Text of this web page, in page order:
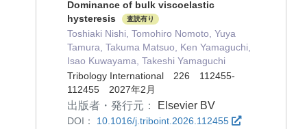
Dominance of bulk viscoelastic
hysteresis
査読有り
Toshiaki Nishi, Tomohiro Nomoto, Yuya
Tamura, Takuma Matsuo, Ken Yamaguchi,
Isao Kuwayama, Takeshi Yamaguchi
Tribology International 226 112455-
112455 2027年2月
出版者・発行元： Elsevier BV
DOI：
10.1016/j.triboint.2026.112455